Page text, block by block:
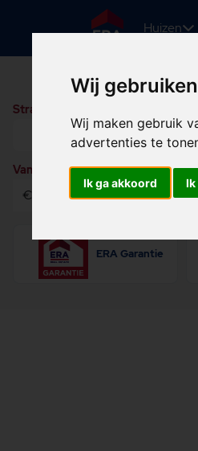
Wij
Wij maken gebruik
advertenties te
Ik ga akkoord
Huizen
Straatnaam of woonplaats
Vanaf Tot
ERA Garantie